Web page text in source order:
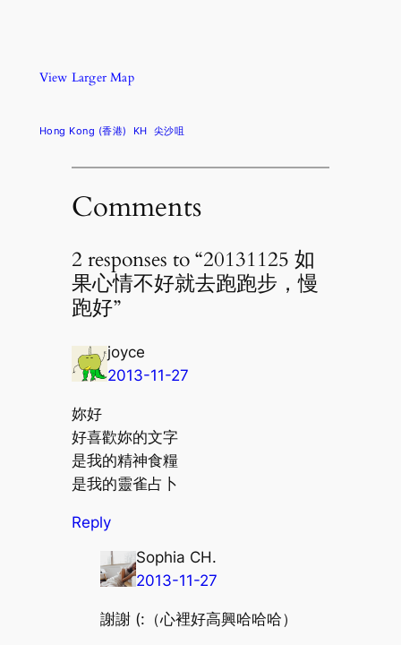
View Larger Map
Hong Kong (香港) KH 尖沙咀
Comments
2 responses to “20131125 如
果心情不好就去跑跑步，慢
跑好”
joyce
2013-11-27
妳好
好喜歡妳的文字
是我的精神食糧
是我的靈雀占卜
Reply
Sophia CH.
2013-11-27
謝謝 (:（心裡好高興哈哈哈）